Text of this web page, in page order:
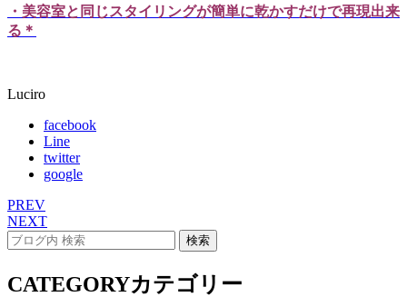
・美容室と同じスタイリングが簡単に乾かすだけで再現出来
る＊
Luciro
facebook
Line
twitter
google
PREV
NEXT
CATEGORYカテゴリー